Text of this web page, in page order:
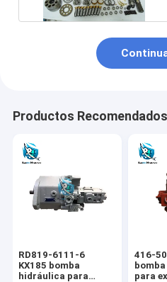
Productos Recomendados
RD819-6111-6
KX185 bomba
hidráulica para
416-
para